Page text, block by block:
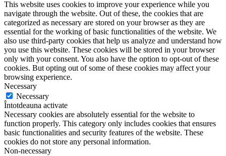
This website uses cookies to improve your experience while you
navigate through the website. Out of these, the cookies that are
categorized as necessary are stored on your browser as they are
essential for the working of basic functionalities of the website. We
also use third-party cookies that help us analyze and understand how
you use this website. These cookies will be stored in your browser
only with your consent. You also have the option to opt-out of these
cookies. But opting out of some of these cookies may affect your
browsing experience.
Necessary
Necessary
Întotdeauna activate
Necessary cookies are absolutely essential for the website to
function properly. This category only includes cookies that ensures
basic functionalities and security features of the website. These
cookies do not store any personal information.
Non-necessary